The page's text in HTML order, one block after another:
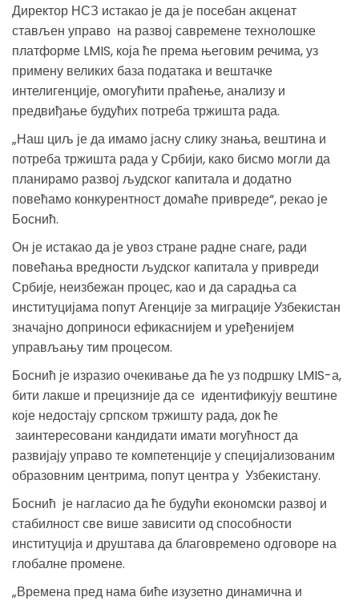
Директор НСЗ истакао је да је посебан акценат
стављен управо на развој савремене технолошке
платформе LMIS, која ће према његовим речима, уз
примену великих база података и вештачке
интелигенције, омогућити праћење, анализу и
предвиђање будућих потреба тржишта рада.
„Наш циљ је да имамо јасну слику знања, вештина и
потреба тржишта рада у Србији, како бисмо могли да
планирамо развој људског капитала и додатно
повећамо конкурентност домаће привреде“, рекао је
Боснић.
Он је истакао да је увоз стране радне снаге, ради
повећања вредности људског капитала у привреди
Србије, неизбежан процес, као и да сарадња са
институцијама попут Агенције за миграције Узбекистан
значајно доприноси ефикаснијем и уређенијем
управљању тим процесом.
Боснић је изразио очекивање да ће уз подршку LMIS-а,
бити лакше и прецизније да се идентификују вештине
које недостају српском тржишту рада, док ће
заинтересовани кандидати имати могућност да
развијају управо те компетенције у специјализованим
образовним центрима, попут центра у Узбекистану.
Боснић је нагласио да ће будући економски развој и
стабилност све више зависити од способности
институција и друштава да благовремено одговоре на
глобалне промене.
„Времена пред нама биће изузетно динамична и